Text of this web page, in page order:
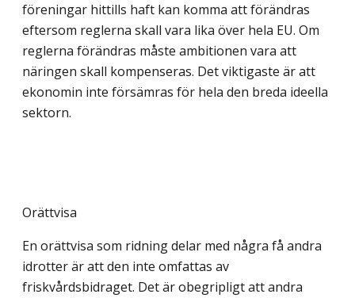
föreningar hittills haft kan komma att förändras
eftersom reglerna skall vara lika över hela EU. Om
reglerna förändras måste ambitionen vara att
näringen skall kompenseras. Det viktigaste är att
ekonomin inte försämras för hela den breda ideella
sektorn.
Orättvisa
En orättvisa som ridning delar med några få andra
idrotter är att den inte omfattas av
friskvårdsbidraget. Det är obegripligt att andra